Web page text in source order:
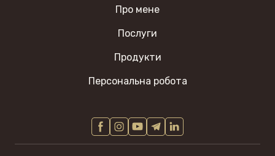
Про мене
Послуги
Продукти
Персональна робота